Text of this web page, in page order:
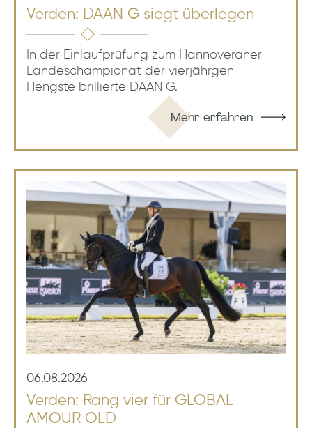
Verden: DAAN G siegt überlegen
In der Einlaufprüfung zum Hannoveraner
Landeschampionat der vierjährgen
Hengste brillierte DAAN G.
Mehr erfahren
06.08.2026
Verden: Rang vier für GLOBAL
AMOUR OLD